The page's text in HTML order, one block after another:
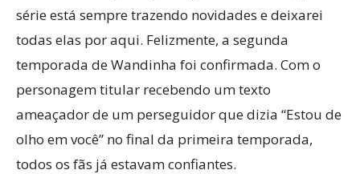
série está sempre trazendo novidades e deixarei
todas elas por aqui. Felizmente, a segunda
temporada de Wandinha foi confirmada. Com o
personagem titular recebendo um texto
ameaçador de um perseguidor que dizia “Estou de
olho em você” no final da primeira temporada,
todos os fãs já estavam confiantes.